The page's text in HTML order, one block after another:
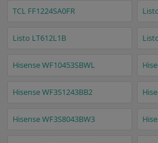
TCL FF1224SA0FR
Listo LT612L1B
Hisense WF10453SBWL
Hisense WF3S1243BB2
Hisense WF3S8043BW3